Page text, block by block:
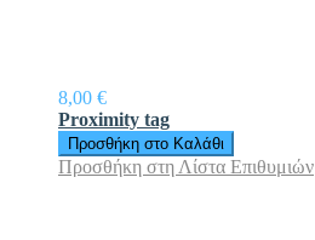
8,00 €
Proximity tag
Προσθήκη στο Καλάθι
Προσθήκη στη Λίστα Επιθυμιών